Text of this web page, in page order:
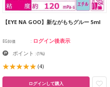
【EYE NA GOO】新ながもちグルー 5ml
EG卸価 ログイン後表示
ポイント :(1%)
(4)
ログインして購入